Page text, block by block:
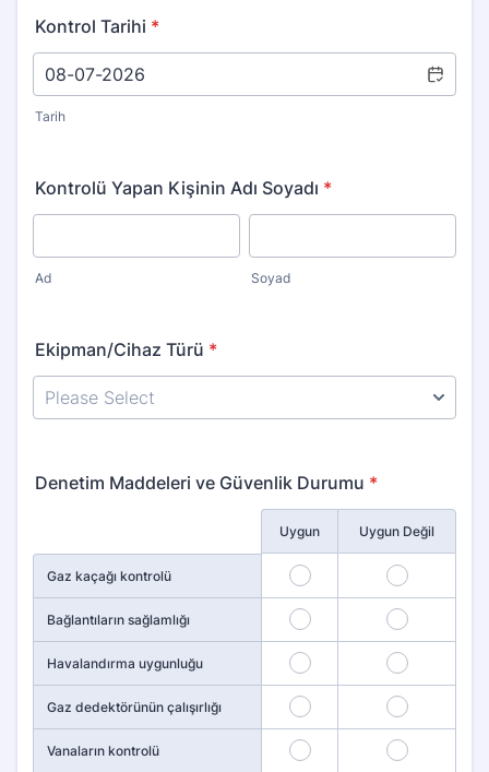
Kontrol Tarihi *
Tarih
Kontrolü Yapan Kişinin Adı Soyadı *
Ad Soyad
Ekipman/Cihaz Türü *
Denetim Maddeleri ve Güvenlik Durumu *
Uygun Uygun Değil
Gaz kaçağı kontrolü 1 2
Bağlantıların sağlamlığı 3 4
Havalandırma uygunluğu 5 6
Gaz dedektörünün çalışırlığı 7 8
Vanaların kontrolü 9 10